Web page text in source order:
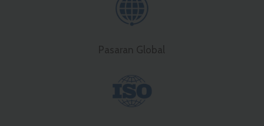
Pasaran Global